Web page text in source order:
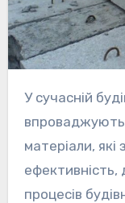
У сучасній будівельній індустрії активно
матеріали,
ефективність,
процесів